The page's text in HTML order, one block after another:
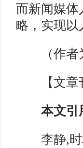
而新闻媒体
略，实现以
（作者为
【文章刊
本文引用
李静,时